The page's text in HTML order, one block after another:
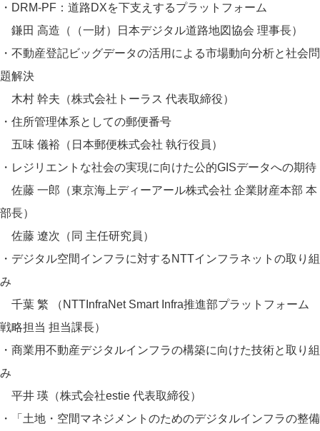
・DRM-PF：道路DXを下支えするプラットフォーム
鎌田 高造（（一財）日本デジタル道路地図協会 理事長）
・不動産登記ビッグデータの活用による市場動向分析と社会問
題解決
木村 幹夫（株式会社トーラス 代表取締役）
・住所管理体系としての郵便番号
五味 儀裕（日本郵便株式会社 執行役員）
・レジリエントな社会の実現に向けた公的GISデータへの期待
佐藤 一郎（東京海上ディーアール株式会社 企業財産本部 本
部長）
佐藤 遼次（同 主任研究員）
・デジタル空間インフラに対するNTTインフラネットの取り組
み
千葉 繁 （NTTInfraNet Smart Infra推進部プラットフォーム
戦略担当 担当課長）
・商業用不動産デジタルインフラの構築に向けた技術と取り組
み
平井 瑛（株式会社estie 代表取締役）
・「土地・空間マネジメントのためのデジタルインフラの整備